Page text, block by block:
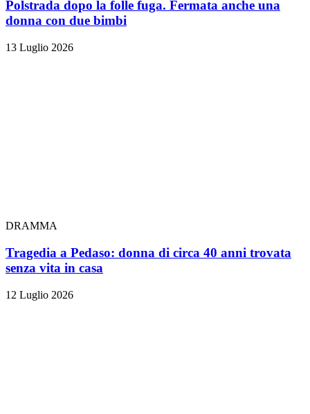
Polstrada dopo la folle fuga. Fermata anche una
donna con due bimbi
13 Luglio 2026
DRAMMA
Tragedia a Pedaso: donna di circa 40 anni trovata
senza vita in casa
12 Luglio 2026